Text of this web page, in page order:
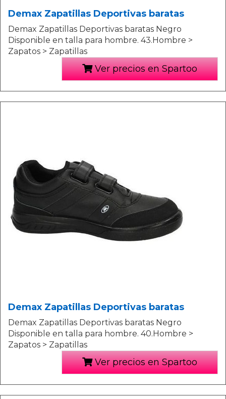
Demax Zapatillas Deportivas baratas
Demax Zapatillas Deportivas baratas Negro
Disponible en talla para hombre. 43.Hombre >
Zapatos > Zapatillas
Ver precios en Spartoo
Demax Zapatillas Deportivas baratas
Demax Zapatillas Deportivas baratas Negro
Disponible en talla para hombre. 40.Hombre >
Zapatos > Zapatillas
Ver precios en Spartoo